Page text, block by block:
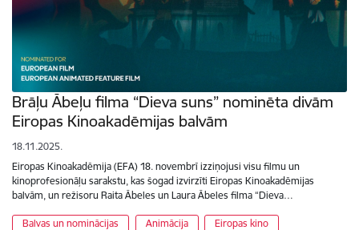
Brāļu Ābeļu filma “Dieva suns” nominēta divām
Eiropas Kinoakadēmijas balvām
18.11.2025.
Eiropas Kinoakadēmija (EFA) 18. novembrī izziņojusi visu filmu un
kinoprofesionāļu sarakstu, kas šogad izvirzīti Eiropas Kinoakadēmijas
balvām, un režisoru Raita Ābeles un Laura Ābeles filma “Dieva…
Balvas un nominācijas Animācija Eiropas kino